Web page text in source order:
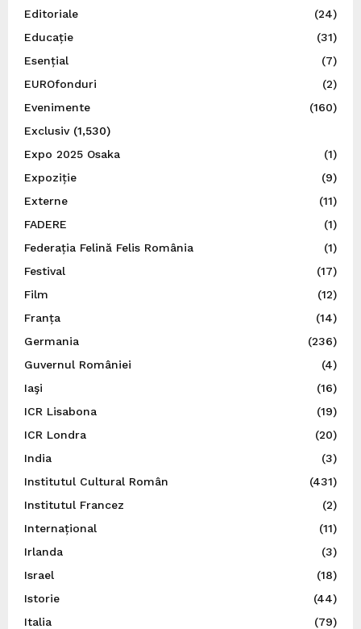
Editoriale
(24)
Educație
(31)
Esențial
(7)
EUROfonduri
(2)
Evenimente
(160)
Exclusiv(1,530)
Expo 2025 Osaka
(1)
Expoziție
(9)
Externe
(11)
FADERE
(1)
Federația Felină Felis România
(1)
Festival
(17)
Film
(12)
Franța
(14)
Germania
(236)
Guvernul României
(4)
Iaşi
(16)
ICR Lisabona
(19)
ICR Londra
(20)
India
(3)
Institutul Cultural Român
(431)
Institutul Francez
(2)
Internațional
(11)
Irlanda
(3)
Israel
(18)
Istorie
(44)
Italia
(79)